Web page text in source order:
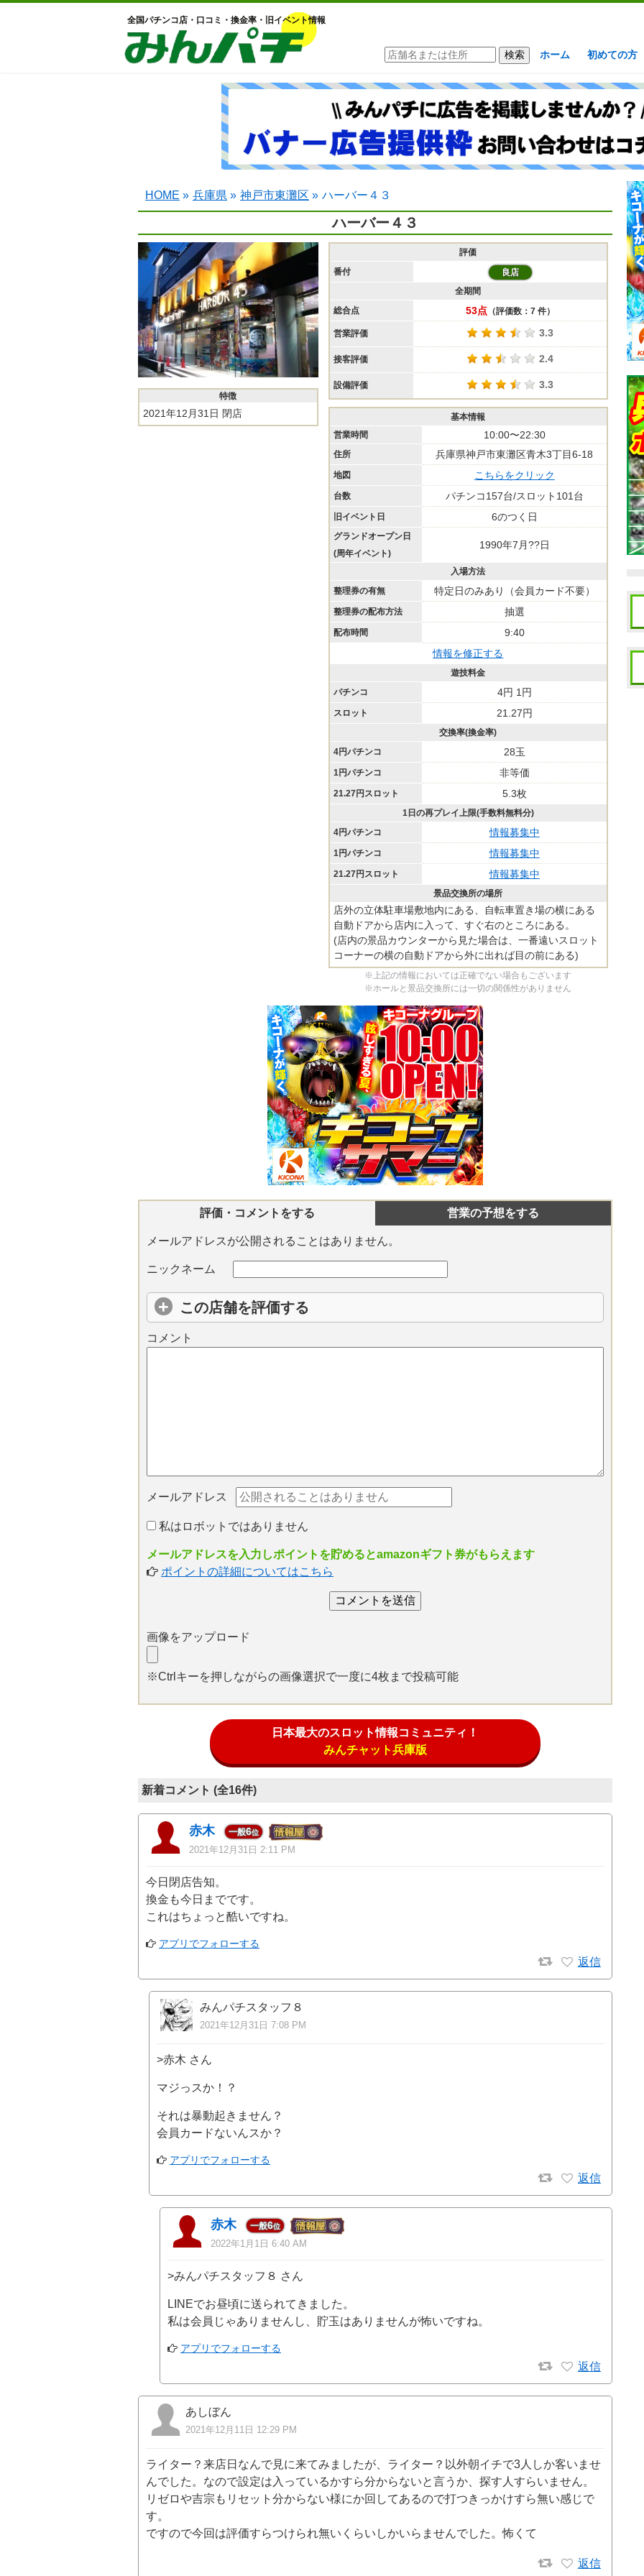
全国パチンコ店・口コミ・換金率・旧イベント情報
ホーム 初めての方
HOME » 兵庫県 » 神戸市東灘区 » ハーバー４３
ハーバー４３
特徴
2021年12月31日 閉店
評価
番付
良店
全期間
総合点
53点 （評価数：7 件）
営業評価 3.3
接客評価 2.4
設備評価 3.3
基本情報
営業時間
10:00〜22:30
住所 兵庫県神戸市東灘区青木3丁目6-18
地図 こちらをクリック
台数 パチンコ157台/スロット101台
旧イベント日 6のつく日
グランドオープン日
(周年イベント)
1990年7月??日
入場方法
整理券の有無
特定日のみあり（会員カード不要）
整理券の配布方法 抽選
配布時間
9:40
情報を修正する
遊技料金
パチンコ
4円 1円
スロット 21.27円
交換率(換金率)
4円パチンコ
28玉
1円パチンコ 非等価
21.27円スロット 5.3枚
1日の再プレイ上限(手数料無料分)
4円パチンコ
情報募集中
1円パチンコ 情報募集中
21.27円スロット 情報募集中
景品交換所の場所
店外の立体駐車場敷地内にある、自転車置き場の横にある
自動ドアから店内に入って、すぐ右のところにある。
(店内の景品カウンターから見た場合は、一番遠いスロット
コーナーの横の自動ドアから外に出れば目の前にある)
※上記の情報においては正確でない場合もございます
※ホールと景品交換所には一切の関係性がありません
評価・コメントをする 営業の予想をする
メールアドレスが公開されることはありません。
ニックネーム
この店舗を評価する
コメント
メールアドレス
私はロボットではありません
メールアドレスを入力しポイントを貯めるとamazonギフト券がもらえます
ポイントの詳細についてはこちら
画像をアップロード
※Ctrlキーを押しながらの画像選択で一度に4枚まで投稿可能
日本最大のスロット情報コミュニティ！
みんチャット兵庫版
新着コメント (全16件)
赤木 一般6位
2021年12月31日 2:11 PM
今日閉店告知。
換金も今日までです。
これはちょっと酷いですね。
アプリでフォローする
返信
みんパチスタッフ８
2021年12月31日 7:08 PM
>赤木 さん
マジっスか！？
それは暴動起きません？
会員カードないんスか？
アプリでフォローする
返信
赤木 一般6位
2022年1月1日 6:40 AM
>みんパチスタッフ８ さん
LINEでお昼頃に送られてきました。
私は会員じゃありませんし、貯玉はありませんが怖いですね。
アプリでフォローする
返信
あしぼん
2021年12月11日 12:29 PM
ライター？来店日なんで見に来てみましたが、ライター？以外朝イチで3人しか客いませ
んでした。なので設定は入っているかすら分からないと言うか、探す人すらいません。
リゼロや吉宗もリセット分からない様にか回してあるので打つきっかけすら無い感じで
す。
ですので今回は評価すらつけられ無いくらいしかいらませんでした。怖くて
返信